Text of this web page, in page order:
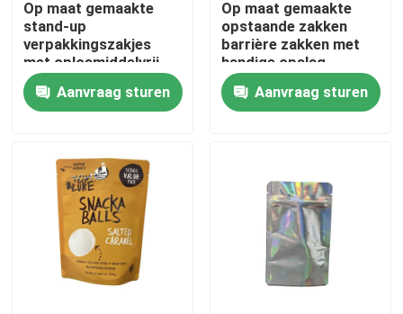
Kwaliteitscontrole
Contacteer ons
Gevallen
Voedsel Verpakkingszakken
Op maat gemaakte
stand-up
verpakkingszakjes
met oplosmiddelvrij
laminaat
Aanvraag sturen
Op maat gemaakte
opstaande zakken
barrière zakken met
handige opslag
Aanvraag sturen